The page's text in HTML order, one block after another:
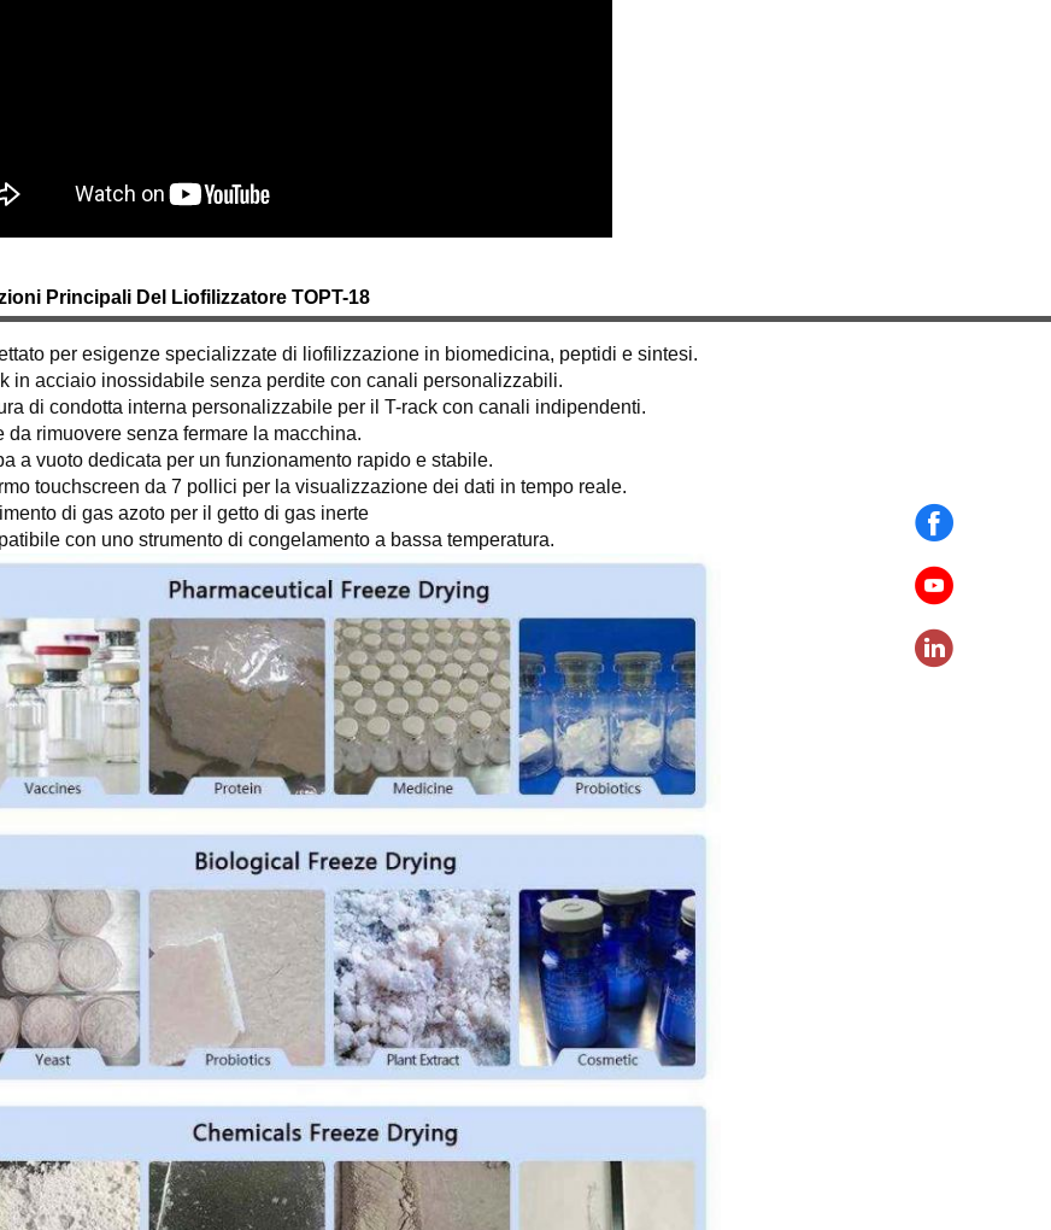
Principali Del Liofilizzatore TOPT-18
per esigenze specializzate di liofilizzazione in biomedicina, peptidi e sintesi.
in acciaio inossidabile senza perdite con canali personalizzabili.
di condotta interna personalizzabile per il T-rack con canali indipendenti.
da rimuovere senza fermare la macchina.
a vuoto dedicata per un funzionamento rapido e stabile.
touchscreen da 7 pollici per la visualizzazione dei dati in tempo reale.
di gas azoto per il getto di gas inerte
con uno strumento di congelamento a bassa temperatura.